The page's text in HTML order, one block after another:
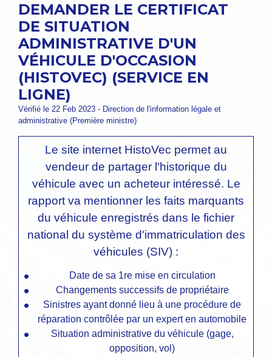
DEMANDER LE CERTIFICAT
DE SITUATION
ADMINISTRATIVE D'UN
VÉHICULE D'OCCASION
(HISTOVEC) (SERVICE EN
LIGNE)
Vérifié le 22 Feb 2023 - Direction de l'information légale et
administrative (Première ministre)
Le site internet HistoVec permet au
vendeur de partager l'historique du
véhicule avec un acheteur intéressé. Le
rapport va mentionner les faits marquants
du véhicule enregistrés dans le fichier
national du système d'immatriculation des
véhicules (SIV) :
Date de sa 1remise en circulation
Changements successifs de propriétaire
Sinistres ayant donné lieu à une procédure de
réparation contrôlée par un expert en automobile
Situation administrative du véhicule (gage,
opposition, vol)